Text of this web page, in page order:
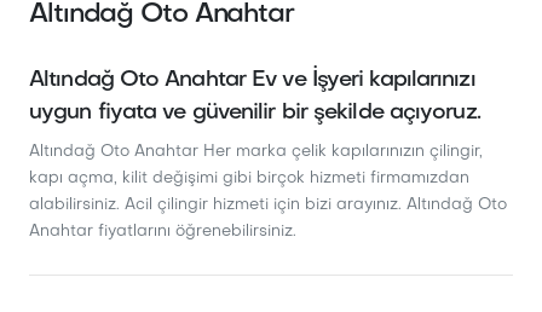
Altındağ Oto Anahtar
Altındağ Oto Anahtar Ev ve İşyeri kapılarınızı
uygun fiyata ve güvenilir bir şekilde açıyoruz.
Altındağ Oto Anahtar Her marka çelik kapılarınızın çilingir,
kapı açma, kilit değişimi gibi birçok hizmeti firmamızdan
alabilirsiniz. Acil çilingir hizmeti için bizi arayınız. Altındağ Oto
Anahtar fiyatlarını öğrenebilirsiniz.